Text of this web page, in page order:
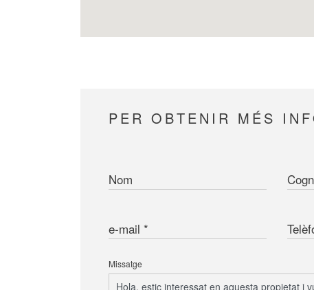
PER OBTENIR MÉS
Nom
e-mail
Missatge